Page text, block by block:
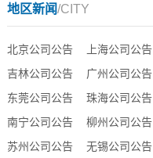
地区新闻/CITY
北京公司公告 上海公司公告
吉林公司公告
广州公司公告
东莞公司公告
珠海公司公告
南宁公司公告
柳州公司公告
苏州公司公告
无锡公司公告